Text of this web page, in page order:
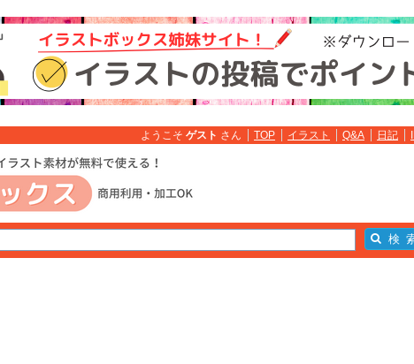
ようこそ ゲスト さん TOP イラスト Q&A 日記